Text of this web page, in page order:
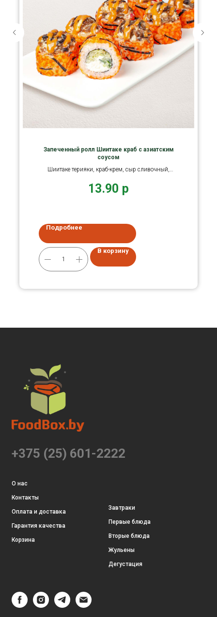
Запеченный ролл Шиитаке краб с азиатским
соусом
Шиитаке терияки, краб-крем, сыр сливочный,
13.90 р
Подробнее
В корзину
+375 (25) 601-2222
О нас
Контакты
Оплата и доставка
Гарантия качества
Корзина
Завтраки
Первые блюда
Вторые блюда
Жульены
Дегустация